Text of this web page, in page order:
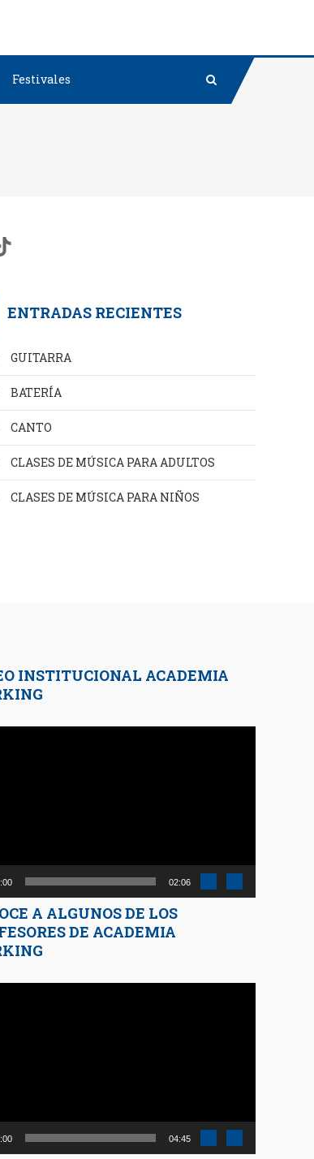
Festivales
ENTRADAS RECIENTES
GUITARRA
BATERÍA
CANTO
CLASES DE MÚSICA PARA ADULTOS
CLASES DE MÚSICA PARA NIÑOS
INSTITUCIONAL ACADEMIA
02:06
A ALGUNOS DE LOS
DE ACADEMIA
04:45